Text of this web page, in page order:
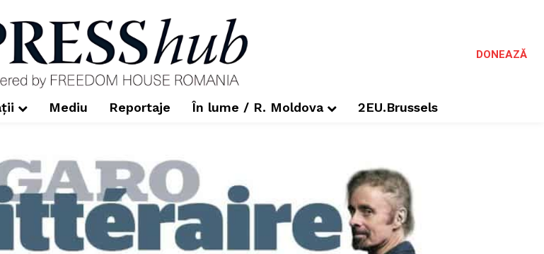
DONEAZĂ
Mediu Reportaje În lume / R. Moldova 2EU.Brussels